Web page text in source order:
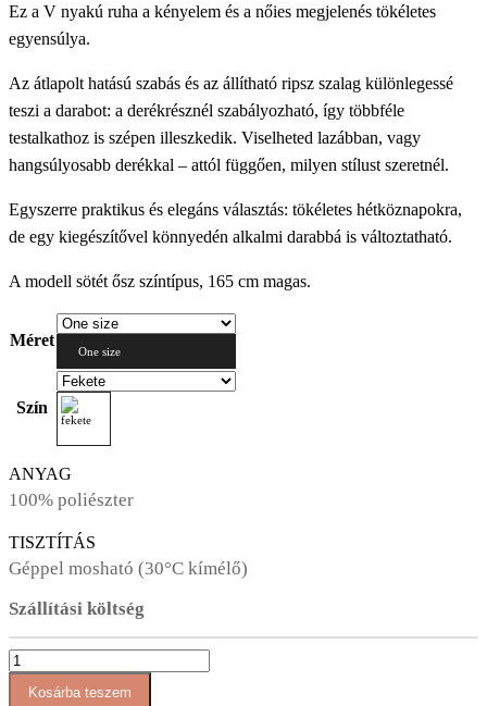
was:
44900 Ft.
is:
Ez a V nyakú ruha a kényelem és a nőies megjelenés tökéletes
egyensúlya.
Az átlapolt hatású szabás és az állítható ripsz szalag különlegessé
teszi a darabot: a derékrésznél szabályozható, így többféle
testalkathoz is szépen illeszkedik. Viselheted lazábban, vagy
hangsúlyosabb derékkal – attól függően, milyen stílust szeretnél.
Egyszerre praktikus és elegáns választás: tökéletes hétköznapokra,
de egy kiegészítővel könnyedén alkalmi darabbá is változtatható.
A modell sötét ősz színtípus, 165 cm magas.
Méret
One size
Szín
ANYAG
100% poliészter
TISZTÍTÁS
Géppel mosható (30°C kímélő)
Szállítási költség
AT076
V
nyakú
Kosárba teszem